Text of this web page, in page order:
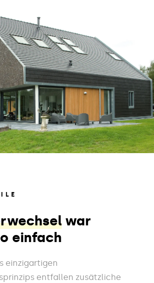
war
einfach
einzigartigen
entfallen zusätzliche